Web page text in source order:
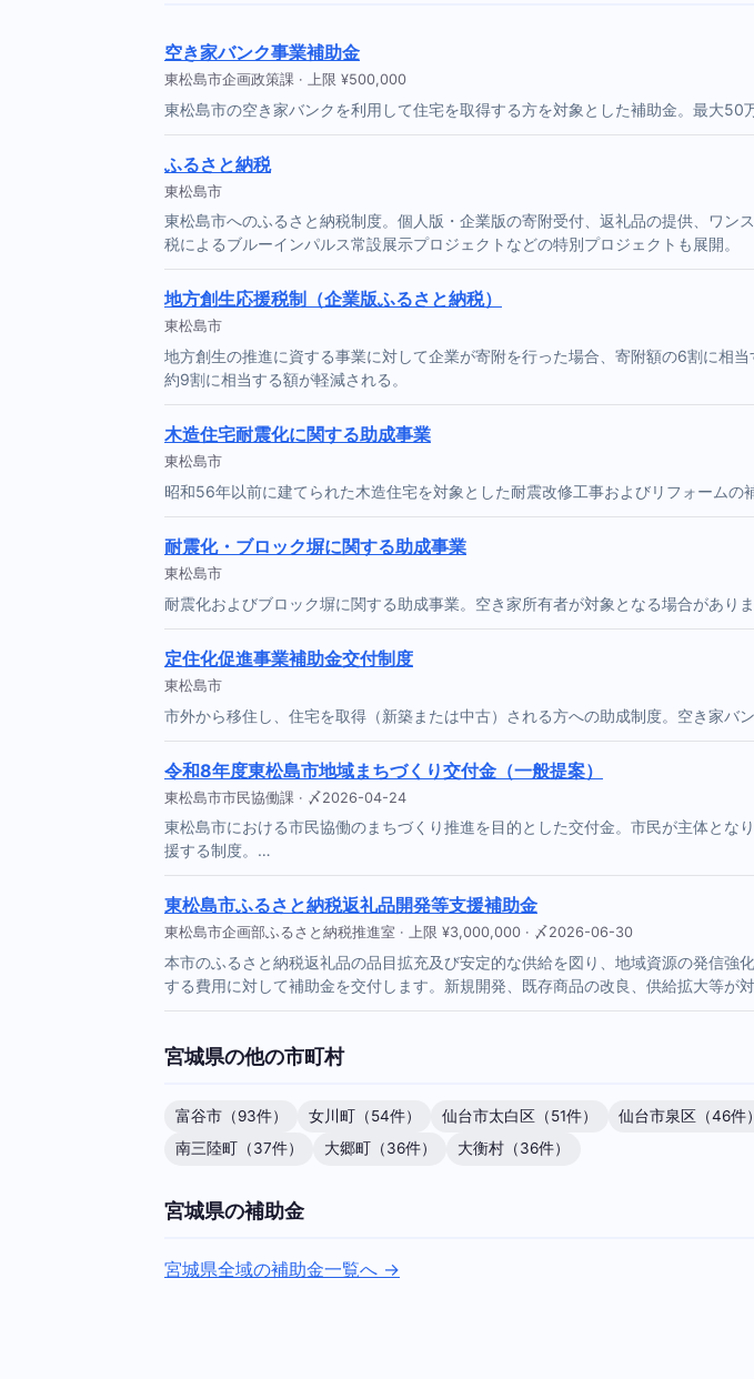
空き家バンク事業補助金
東松島市企画政策課 · 上限 ¥500,000
東松島市の空き家バンクを利用して住宅を取得する方を対象とした補助金。最大50
ふるさと納税
東松島市
東松島市へのふるさと納税制度。個人版・企業版の寄附受付、返礼品の提供、ワ
税によるブルーインパルス常設展示プロジェクトなどの特別プロジェクトも展開。
地方創生応援税制（企業版ふるさと納税）
東松島市
地方創生の推進に資する事業に対して企業が寄附を行った場合、寄附額の6割に相
約9割に相当する額が軽減される。
木造住宅耐震化に関する助成事業
東松島市
昭和56年以前に建てられた木造住宅を対象とした耐震改修工事およびリフォームの
耐震化・ブロック塀に関する助成事業
東松島市
耐震化およびブロック塀に関する助成事業。空き家所有者が対象となる場合がありま
定住化促進事業補助金交付制度
東松島市
市外から移住し、住宅を取得（新築または中古）される方への助成制度。空き家バ
令和8年度東松島市地域まちづくり交付金（一般提案）
東松島市市民協働課 · 〆2026-04-24
東松島市における市民協働のまちづくり推進を目的とした交付金。市民が主体と
援する制度。…
東松島市ふるさと納税返礼品開発等支援補助金
東松島市企画部ふるさと納税推進室 · 上限 ¥3,000,000 · 〆2026-06-30
本市のふるさと納税返礼品の品目拡充及び安定的な供給を図り、地域資源の発信
する費用に対して補助金を交付します。新規開発、既存商品の改良、供給拡大等が対
宮城県の他の市町村
富谷市（93件） 女川町（54件） 仙台市太白区（51件） 仙台市泉区（46件）
南三陸町（37件）
大郷町（36件） 大衡村（36件）
宮城県の補助金
宮城県全域の補助金一覧へ →